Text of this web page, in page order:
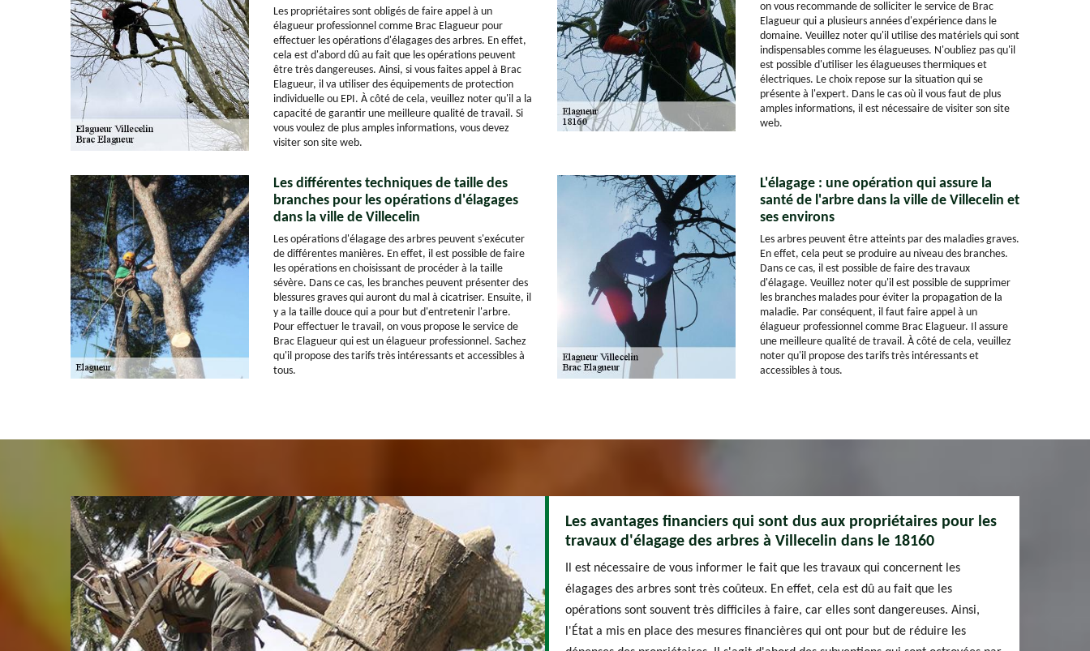
Les propriétaires sont obligés de faire appel à un
élagueur professionnel comme Brac Elagueur pour
effectuer les opérations d'élagages des arbres. En effet,
cela est d'abord dû au fait que les opérations peuvent
être très dangereuses. Ainsi, si vous faites appel à Brac
Elagueur, il va utiliser des équipements de protection
individuelle ou EPI. À côté de cela, veuillez noter qu'il a la
capacité de garantir une meilleure qualité de travail. Si
vous voulez de plus amples informations, vous devez
visiter son site web.
on vous recommande de solliciter le service de Brac
Elagueur qui a plusieurs années d'expérience dans le
domaine. Veuillez noter qu'il utilise des matériels qui sont
indispensables comme les élagueuses. N'oubliez pas qu'il
est possible d'utiliser les élagueuses thermiques et
électriques. Le choix repose sur la situation qui se
présente à l'expert. Dans le cas où il vous faut de plus
amples informations, il est nécessaire de visiter son site
web.
Les différentes techniques de taille des
branches pour les opérations d'élagages
dans la ville de Villecelin
Les opérations d'élagage des arbres peuvent s'exécuter
de différentes manières. En effet, il est possible de faire
les opérations en choisissant de procéder à la taille
sévère. Dans ce cas, les branches peuvent présenter des
blessures graves qui auront du mal à cicatriser. Ensuite, il
y a la taille douce qui a pour but d'entretenir l'arbre.
Pour effectuer le travail, on vous propose le service de
Brac Elagueur qui est un élagueur professionnel. Sachez
qu'il propose des tarifs très intéressants et accessibles à
tous.
L'élagage : une opération qui assure la
santé de l'arbre dans la ville de Villecelin et
ses environs
Les arbres peuvent être atteints par des maladies graves.
En effet, cela peut se produire au niveau des branches.
Dans ce cas, il est possible de faire des travaux
d'élagage. Veuillez noter qu'il est possible de supprimer
les branches malades pour éviter la propagation de la
maladie. Par conséquent, il faut faire appel à un
élagueur professionnel comme Brac Elagueur. Il assure
une meilleure qualité de travail. À côté de cela, veuillez
noter qu'il propose des tarifs très intéressants et
accessibles à tous.
Les avantages financiers qui sont dus aux propriétaires pour les
travaux d'élagage des arbres à Villecelin dans le 18160
Il est nécessaire de vous informer le fait que les travaux qui concernent les
élagages des arbres sont très coûteux. En effet, cela est dû au fait que les
opérations sont souvent très difficiles à faire, car elles sont dangereuses. Ainsi,
l'État a mis en place des mesures financières qui ont pour but de réduire les